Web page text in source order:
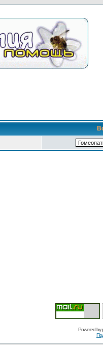
Powered by